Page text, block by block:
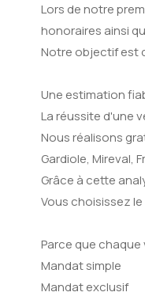
Lors de notre
honoraires ainsi
Notre objectif est
Une estimation
La réussite d'une
Nous réalisons
Gardiole, Mireval,
Grâce à cette
Vous choisissez
Parce que
Mandat simple
Mandat exclusif